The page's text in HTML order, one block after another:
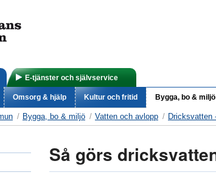
E-tjänster och självservice
Omsorg & hjälp Kultur och fritid Bygga, bo & miljö
Bygga, bo & miljö Vatten och avlopp Dricksvatten
Så görs